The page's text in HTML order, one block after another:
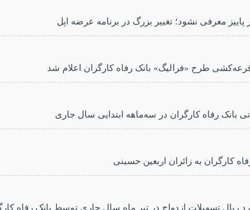
پاییز معرفی نشود؛ تغییر بزرگ در برنامه عرضه اپل
طرح «فرالیگ» بانک رفاه کارگران اعلام شد
کارگران به زائران اربعین حسینی